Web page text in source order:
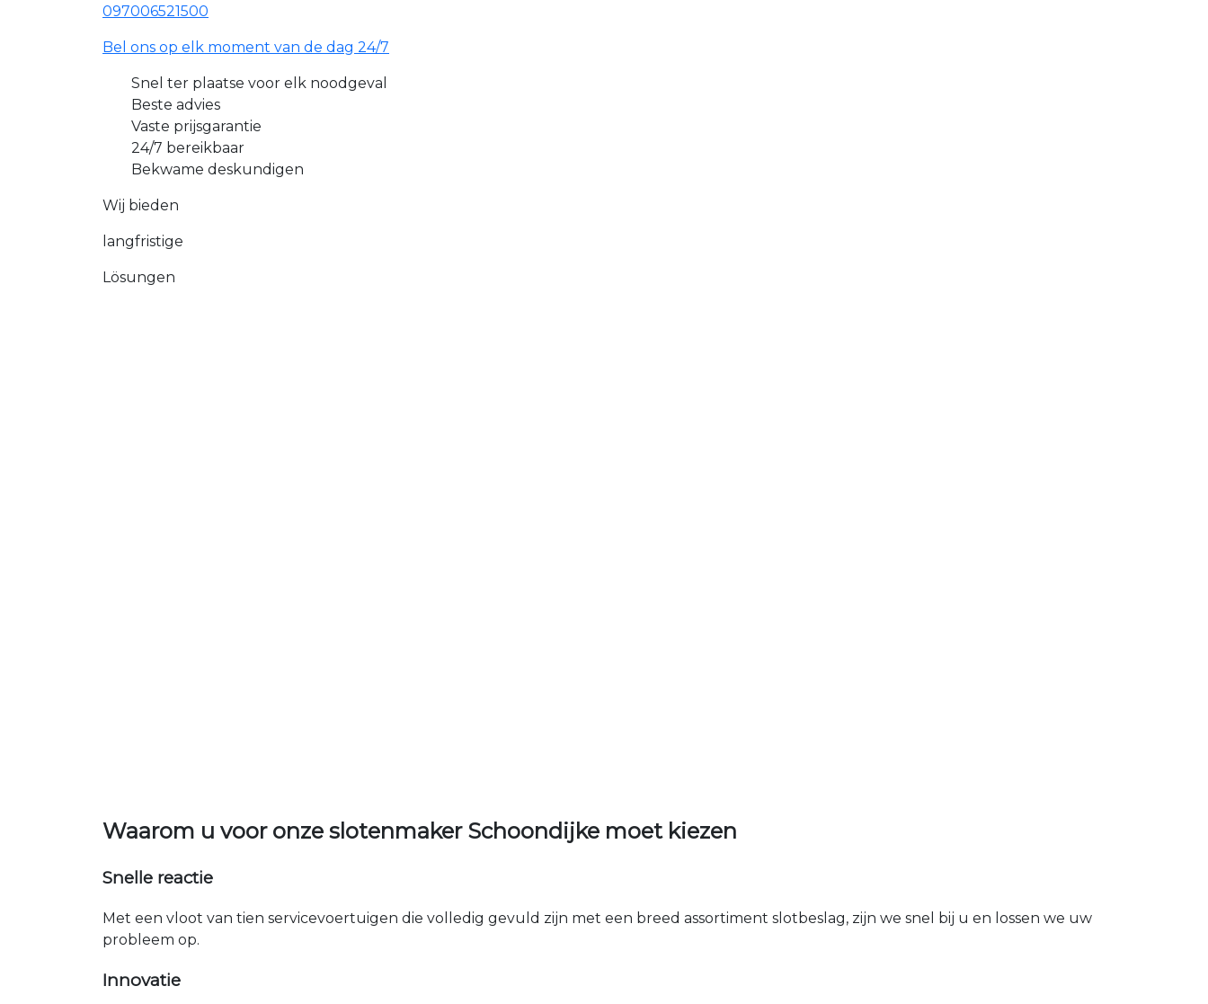
097006521500
Bel ons op elk moment van de dag 24/7
Snel ter plaatse voor elk noodgeval
Beste advies
Vaste prijsgarantie
24/7 bereikbaar
Bekwame deskundigen
Wij bieden
langfristige
Lösungen
Waarom u voor onze slotenmaker Schoondijke moet kiezen
Snelle reactie
Met een vloot van tien servicevoertuigen die volledig gevuld zijn met een breed assortiment slotbeslag, zijn we snel bij u en lossen we uw
probleem op.
Innovatie